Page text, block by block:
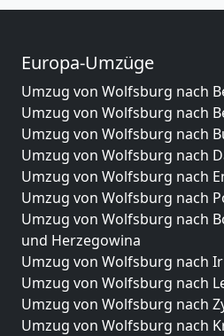
Europa-Umzüge
Umzug von Wolfsburg nach
Umzug von Wolfsburg nach
Umzug von Wolfsburg nach
Umzug von Wolfsburg nach
Umzug von Wolfsburg nach
Umzug von Wolfsburg nach
Umzug von Wolfsburg nach
und Herzegowina
Umzug von Wolfsburg nach
Umzug von Wolfsburg nach
Umzug von Wolfsburg nach
Umzug von Wolfsburg nach